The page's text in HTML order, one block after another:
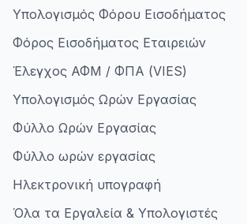
Υπολογισμός Φόρου Εισοδήματος
Φόρος Εισοδήματος Εταιρειών
Έλεγχος ΑΦΜ / ΦΠΑ (VIES)
Υπολογισμός Ωρών Εργασίας
Φύλλο Ωρών Εργασίας
Φύλλο ωρών εργασίας
Ηλεκτρονική υπογραφή
Όλα τα Εργαλεία & Υπολογιστές